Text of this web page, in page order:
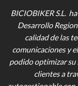
BICIOBIKER S.L.
Desarrollo
calidad de las
comunicaciones y
podido optimizar su
clientes a